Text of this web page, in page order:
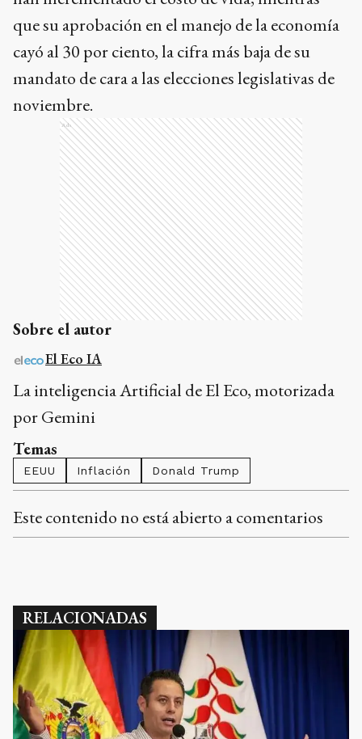
que su aprobación en el manejo de la economía
cayó al 30 por ciento, la cifra más baja de su
mandato de cara a las elecciones legislativas de
noviembre.
Ads
Sobre el autor
El Eco IA
La inteligencia Artificial de El Eco, motorizada
por Gemini
Temas
EEUU Inflación Donald Trump
Este contenido no está abierto a comentarios
RELACIONADAS